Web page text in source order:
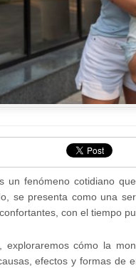
un fenómeno cotidiano
se presenta como una
con el tiempo
exploraremos cómo la
efectos y formas de